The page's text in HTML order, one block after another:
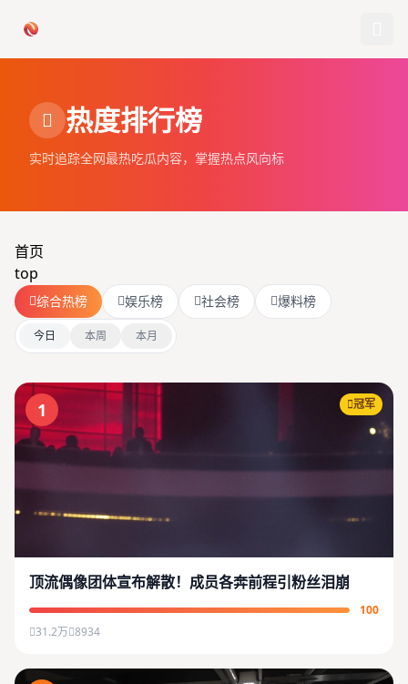
首页
排行榜
社区
热度排行榜
实时追踪全网最热吃瓜内容，掌握热点风向标
首页
top
综合热榜 娱乐榜 社会榜 爆料榜
今日 本周 本月
1 冠军
顶流偶像团体宣布解散！成员各奔前程引粉丝泪崩
100
31.2万 8934